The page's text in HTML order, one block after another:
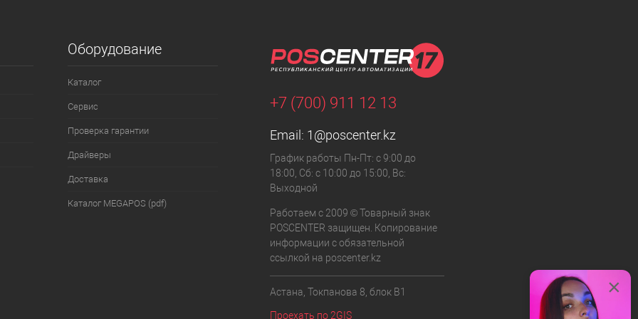
Оборудование
Каталог
Сервис
Проверка гарантии
Драйверы
Доставка
Каталог MEGAPOS (pdf)
+7 (700) 911 12 13
Email: 1@poscenter.kz
График работы Пн-Пт: с 9:00 до
18:00, Сб: с 10:00 до 15:00, Вс:
Выходной
Работаем с 2009 © Товарный знак
POSCENTER защищен. Копирование
информации с обязательной
ссылкой на poscenter.kz
Астана, Токпанова 8, блок B1
Проехать по 2GIS
×